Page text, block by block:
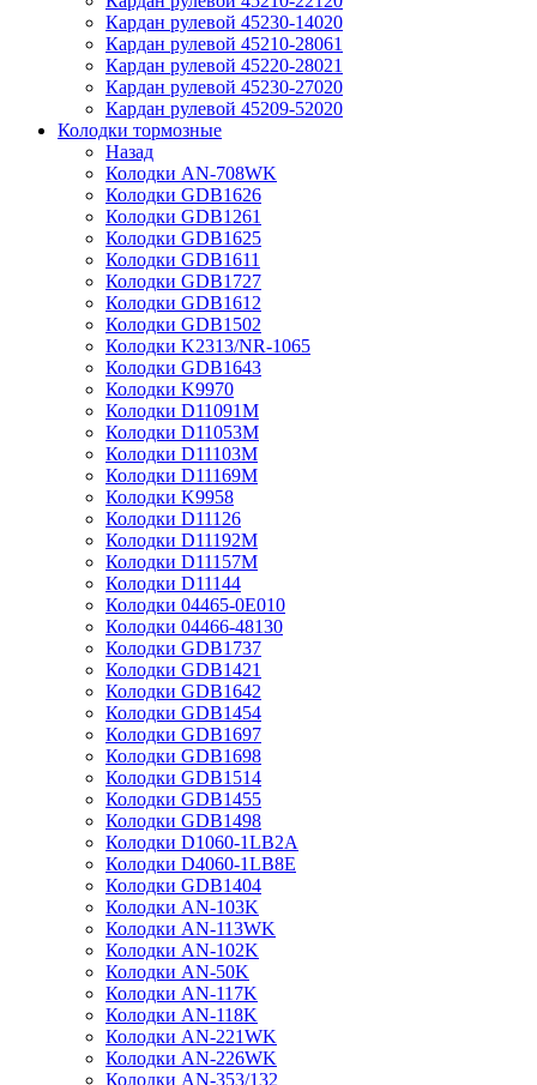
Кардан рулевой 45230-14020
Кардан рулевой 45210-28061
Кардан рулевой 45220-28021
Кардан рулевой 45230-27020
Кардан рулевой 45209-52020
Колодки тормозные
Назад
Колодки AN-708WK
Колодки GDB1626
Колодки GDB1261
Колодки GDB1625
Колодки GDB1611
Колодки GDB1727
Колодки GDB1612
Колодки GDB1502
Колодки K2313/NR-1065
Колодки GDB1643
Колодки K9970
Колодки D11091M
Колодки D11053M
Колодки D11103M
Колодки D11169M
Колодки K9958
Колодки D11126
Колодки D11192M
Колодки D11157M
Колодки D11144
Колодки 04465-0E010
Колодки 04466-48130
Колодки GDB1737
Колодки GDB1421
Колодки GDB1642
Колодки GDB1454
Колодки GDB1697
Колодки GDB1698
Колодки GDB1514
Колодки GDB1455
Колодки GDB1498
Колодки D1060-1LB2A
Колодки D4060-1LB8E
Колодки GDB1404
Колодки AN-103K
Колодки AN-113WK
Колодки AN-102K
Колодки AN-50K
Колодки AN-117K
Колодки AN-118K
Колодки AN-221WK
Колодки AN-226WK
Колодки AN-353/132